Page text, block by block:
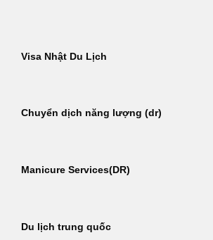
dungVisa Nhật Du Lịch
Chuyển dịch năng lượng (dr)
Manicure Services(DR)
Du lịch trung quốc